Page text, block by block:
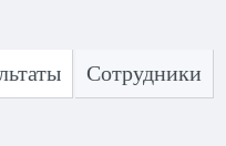
Сотрудники